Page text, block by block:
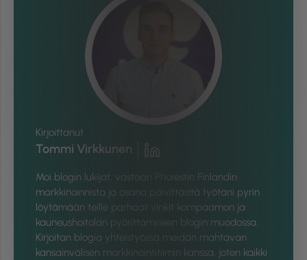
Kirjoittanut
Tommi Virkkunen
Moi blogin lukijat, vastaan Phorestin Finlandin
markkinoinnista ja osana päivittäistä työtäni pyrin
löytämään teille parhaat vinkit kampaamon ja
kauneushoitolan pyörittämiseen blogin muodossa.
Kirjoitan blogia yhteistyössä meidän mahtavan
kansainvälisen markkinointitiimin kanssa, joten kaikki